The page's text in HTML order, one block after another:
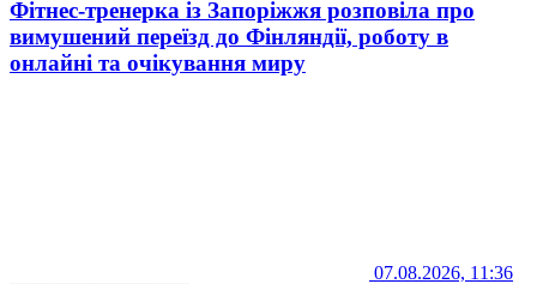
Фітнес-тренерка із Запоріжжя розповіла про
вимушений переїзд до Фінляндії, роботу в
онлайні та очікування миру
07.08.2026, 11:36